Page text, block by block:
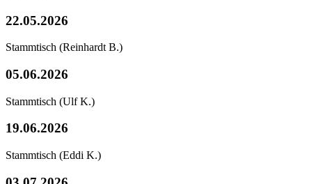
22.05.2026
Stammtisch (Reinhardt B.)
05.06.2026
Stammtisch (Ulf K.)
19.06.2026
Stammtisch (Eddi K.)